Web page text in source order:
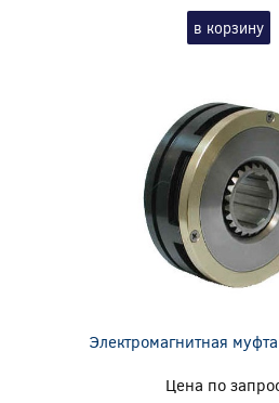
в корзину
Электромагнитная
Цена по